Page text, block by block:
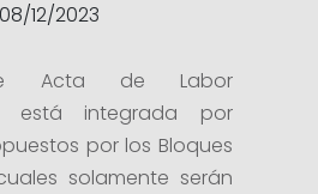
08/12/2023
Acta de Labor
está integrada por
por los Bloques
solamente serán